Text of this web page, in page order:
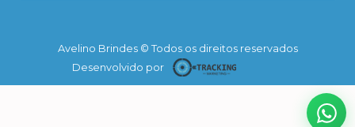
Avelino Brindes © Todos os direitos reservados
Desenvolvido por